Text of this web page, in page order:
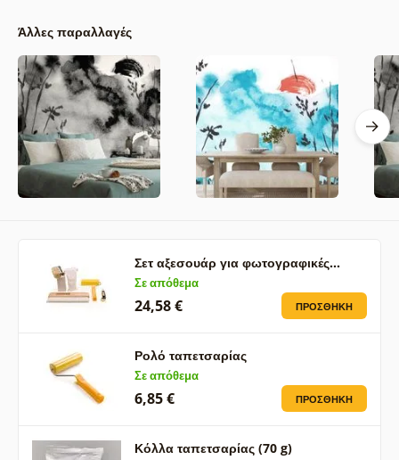
Άλλες παραλλαγές
Σετ αξεσουάρ για φωτογραφικές…
Σε απόθεμα
24,58 € ΠΡΟΣΘΉΚΗ
Ρολό ταπετσαρίας
Σε απόθεμα
6,85 € ΠΡΟΣΘΉΚΗ
Κόλλα ταπετσαρίας (70 g)